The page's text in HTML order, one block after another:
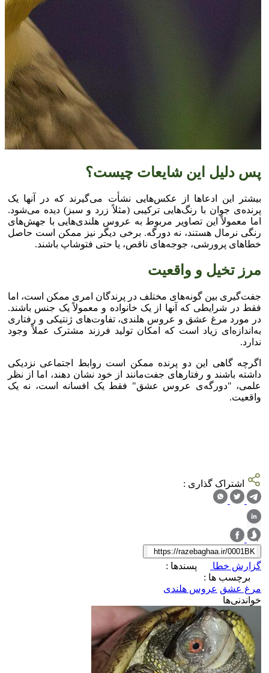
پس دلیل این شایعات چیست؟
بیشتر این ادعا‌ها از عکس‌هایی نشأت می‌گیرند که در آنها یک
پرنده‌ی جوان با رنگ‌هایی ترکیبی (مثلاً زرد و سبز) دیده می‌شود.
اما معمولاً این تصاویر مربوط به عروس هلندی‌هایی با جهش‌های
رنگی نرمال هستند، نه دورگه. برخی دیگر نیز ممکن است حاصل
خطا‌های پرورشی، جوجه‌های ناقص، یا حتی فتوشاپ باشند.
مرز تخیل و واقعیت
جفت‌گیری بین گونه‌های مختلف در پرندگان امری ممکن است، اما
فقط در شرایطی که آنها از یک خانواده و معمولاً یک جنس باشند.
در مورد مرغ عشق و عروس هلندی، تفاوت‌های ژنتیکی و رفتاری
به‌اندازه‌ای زیاد است که امکان تولید فرزند مشترک عملاً وجود
ندارد.
اگرچه گاهی این دو پرنده ممکن است روابط اجتماعی نزدیکی
داشته باشند و رفتار‌های جفت‌مانند از خود نشان دهند، اما از نظر
علمی، "دورگه‌ی عروس عشق" فقط یک افسانه است، نه یک
واقعیت.
اشتراک گذاری :
گزارش خطا
پسندها :
برچسب ها :
مرغ عشق عروس هلندی
خواندنی‌ها